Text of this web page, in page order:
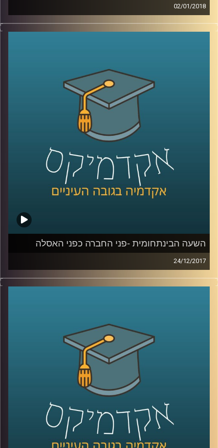
02/01/2018
מקומה של המוזיקה האלקטרונית כבר לא מזמן רק במרתפים
חשוכים ובבמות האנדרגראונד, היא מתפתחת ללא הרף, חוצה
ועידת יום שתעסוק בנושאים החמים והרלוונטיים ביותר
בתעשייה ופסטיבל לילה שיתפרס בעשרות מועדונים ברחבי
העיר. אדם יחיאל ויוליה עזריה על עלייתה של המוזיקה
האלקטרונית למרכז הבמה, על מקומה של התעשייה בארץ ועל
האורחים שיגיעו מרחבי העולם
AudioVersity
השעה הבינתחומית -פני החברה כפני האסלה
24/12/2017
כשני מיליארד בני אדם בעולם סובלים ממחסור
ציבורית, אך לפי האו"ם מאות אלפי בני אדם
משלמים בחייהם כתוצאה מהמשבר הסניטרי
החמור. תמר עקוב על המסע שלה בהודו, שם
חקרה לעומק את הסוגיה ועמדה על פתרונות
אפשריים, וגם כיצד בעיות של שוויון, מגדר,
תרבות ופערים כלכליים משתקפים בבתי
השימוש שלנו .
AudioVersity